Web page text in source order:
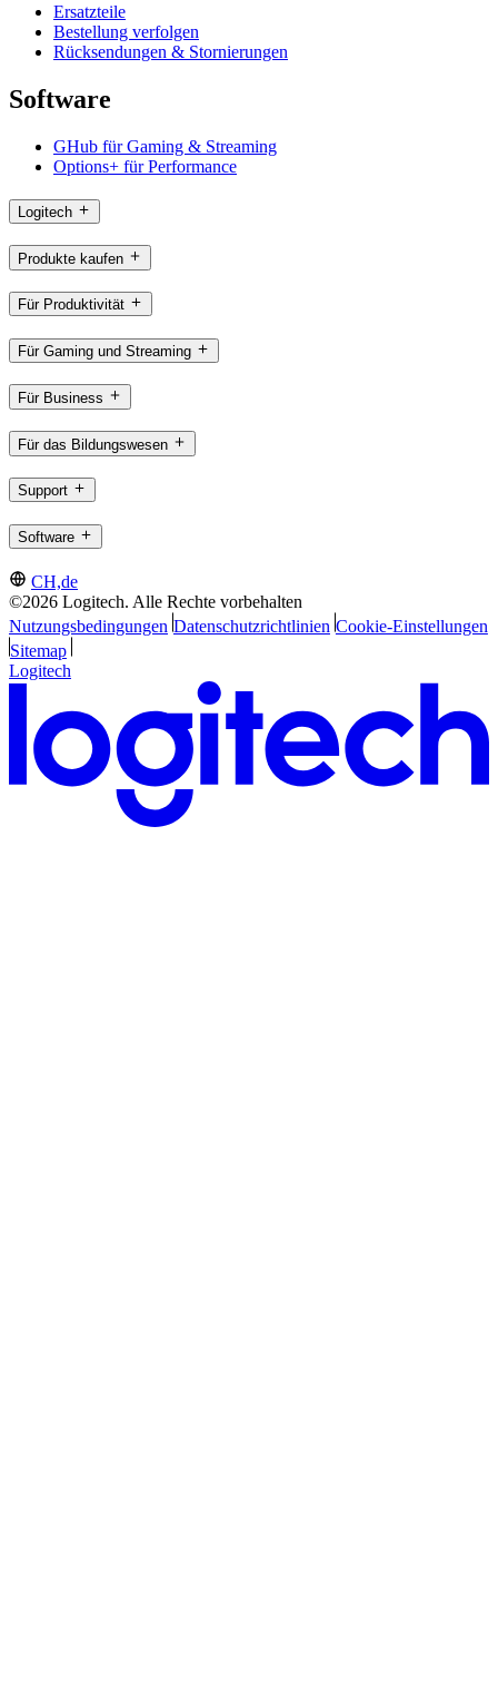
Ersatzteile
Bestellung verfolgen
Rücksendungen & Stornierungen
Software
GHub für Gaming & Streaming
Options+ für Performance
Logitech
Produkte kaufen
Für Produktivität
Für Gaming und Streaming
Für Business
Für das Bildungswesen
Support
Software
CH,de
©2026 Logitech. Alle Rechte vorbehalten
Nutzungsbedingungen Datenschutzrichtlinien Cookie-Einstellungen
Sitemap
Logitech